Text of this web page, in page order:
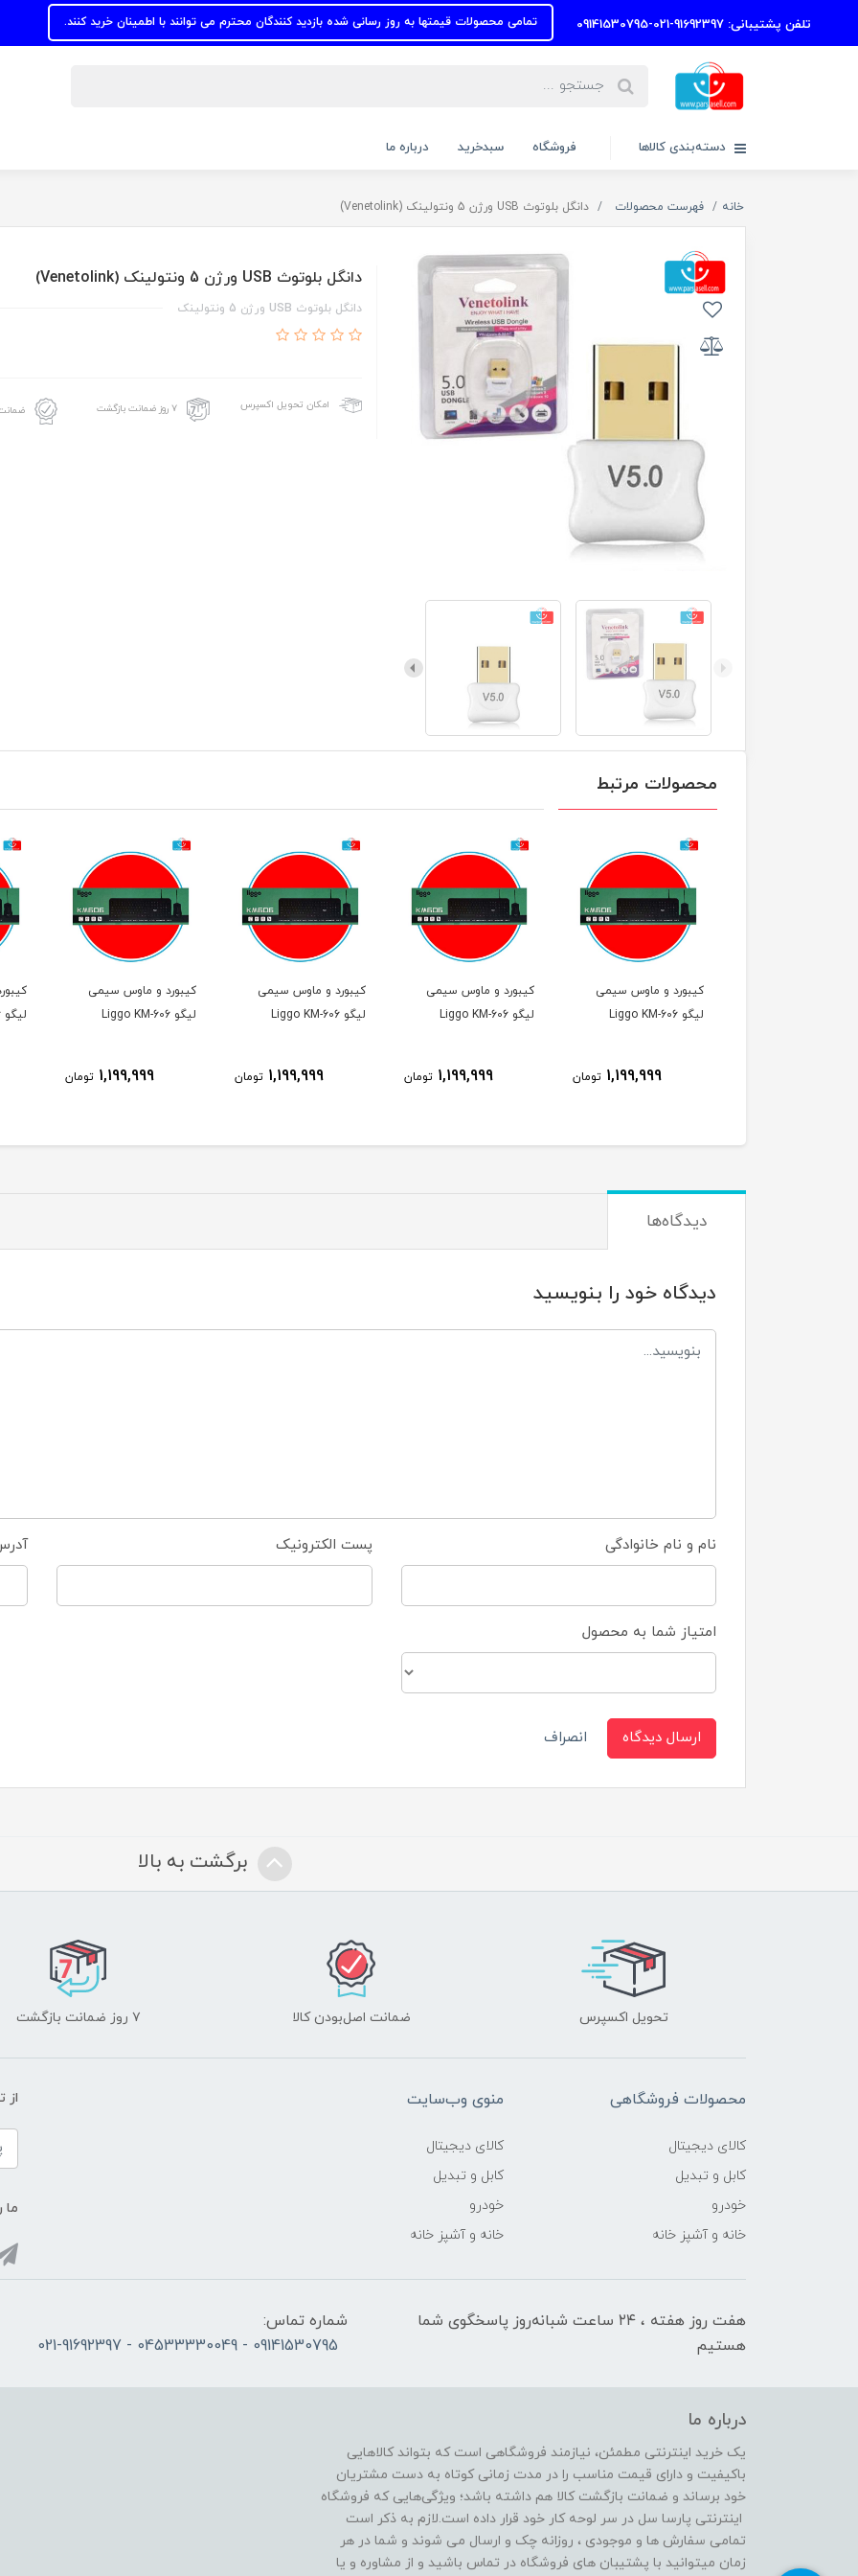
تلفن پشتیبانی: 91692397-021-09141530795 تمامی محصولات قیمتها به روز رسانی شده بازدید کنندگان محترم می توانند با اطمینان خرید کنند.
دسته‌بندی کالاها فروشگاه سبدخرید درباره ما
خانه فهرست محصولات دانگل بلوتوث USB ورژن 5 ونتولینک (Venetolink)
دانگل بلوتوث USB ورژن 5 ونتولینک (Venetolink)
دانگل بلوتوث USB ورژن 5 ونتولینک
امکان تحویل اکسپرس ۷ روز ضمانت بازگشت
محصولات مرتبط
کیبورد و ماوس سیمی
لیگو Liggo KM-606
1,199,999 تومان
کیبورد و ماوس سیمی
لیگو Liggo KM-606
1,199,999 تومان
کیبورد و ماوس سیمی
لیگو Liggo KM-606
1,199,999 تومان
کیبورد و ماوس سیمی
لیگو Liggo KM-606
1,199,999 تومان
لیگو Liggo KM-606
دیدگاه‌ها
دیدگاه خود را بنویسید
نام و نام خانوادگی پست الکترونیک
امتیاز شما به محصول
ارسال دیدگاه انصراف
برگشت به بالا
تحویل اکسپرس ضمانت اصل‌بودن کالا ۷ روز ضمانت بازگشت
محصولات فروشگاهی
کالای دیجیتال
کابل و تبدیل
خودرو
خانه و آشپز خانه
منوی وب‌سایت
کالای دیجیتال
کابل و تبدیل
خودرو
خانه و آشپز خانه
از
ما
هفت روز هفته ، ۲۴ ساعت شبانه‌روز پاسخگوی شما
هستیم
شماره تماس:
09141530795 - 04533330049 - 021-91692397
درباره ما
یک خرید اینترنتی مطمئن، نیازمند فروشگاهی است که بتواند کالاهایی
باکیفیت و دارای قیمت مناسب را در مدت زمانی کوتاه به دست مشتریان
خود برساند و ضمانت بازگشت کالا هم داشته باشد؛ ویژگی‌هایی که فروشگاه
اینترنتی پارسا سل در سر لوحه کار خود قرار داده است.لازم به ذکر است
تمامی سفارش ها و موجودی ، روزانه چک و ارسال می شوند و شما در هر
زمان میتوانید با پشتیبان های فروشگاه در تماس باشید و از مشاوره و یا